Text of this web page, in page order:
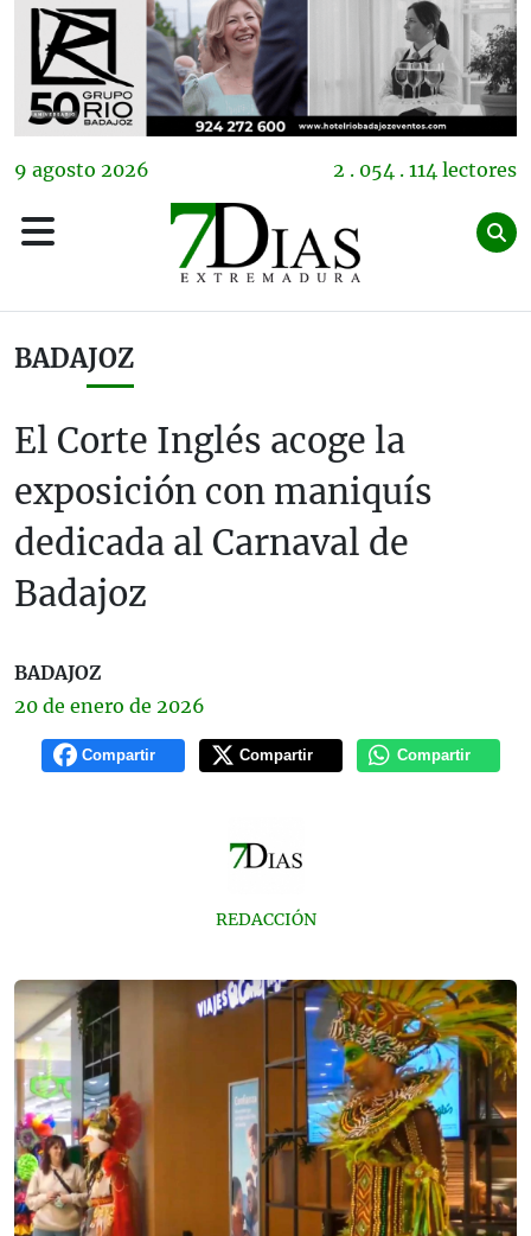
9 agosto 2026 2 . 054 . 114 lectores
BADAJOZ
El Corte Inglés acoge la
exposición con maniquís
dedicada al Carnaval de
Badajoz
BADAJOZ
20 de enero de 2026
Compartir Compartir Compartir
REDACCIÓN